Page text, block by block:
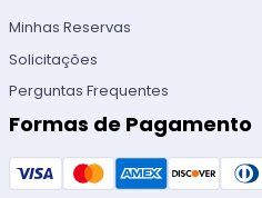
Minhas Reservas
Solicitações
Perguntas Frequentes
Formas de Pagamento